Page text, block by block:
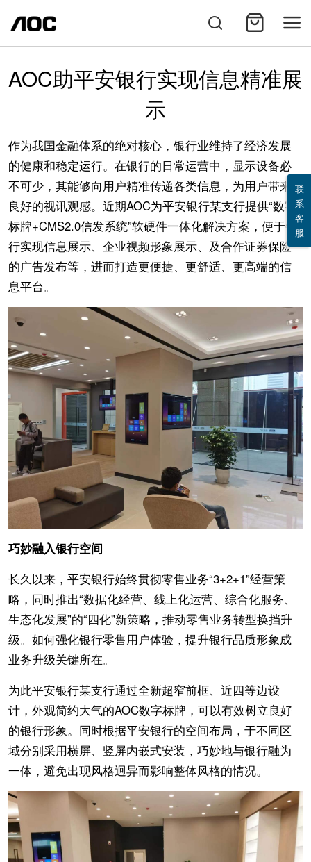
AOC助平安银行实现信息精准展
示
作为我国金融体系的绝对核心，银行业维持了经济发展
的健康和稳定运行。在银行的日常运营中，显示设备必
不可少，其能够向用户精准传递各类信息，为用户带来
良好的视讯观感。近期AOC为平安银行某支行提供“数字
标牌+CMS2.0信发系统”软硬件一体化解决方案，便于银
行实现信息展示、企业视频形象展示、及合作证券保险
的广告发布等，进而打造更便捷、更舒适、更高端的信
息平台。
巧妙融入银行空间
长久以来，平安银行始终贯彻零售业务“3+2+1”经营策
略，同时推出“数据化经营、线上化运营、综合化服务、
生态化发展”的“四化”新策略，推动零售业务转型换挡升
级。如何强化银行零售用户体验，提升银行品质形象成
业务升级关键所在。
为此平安银行某支行通过全新超窄前框、近四等边设
计，外观简约大气的AOC数字标牌，可以有效树立良好
的银行形象。同时根据平安银行的空间布局，于不同区
域分别采用横屏、竖屏内嵌式安装，巧妙地与银行融为
一体，避免出现风格迥异而影响整体风格的情况。
联
系
客
服